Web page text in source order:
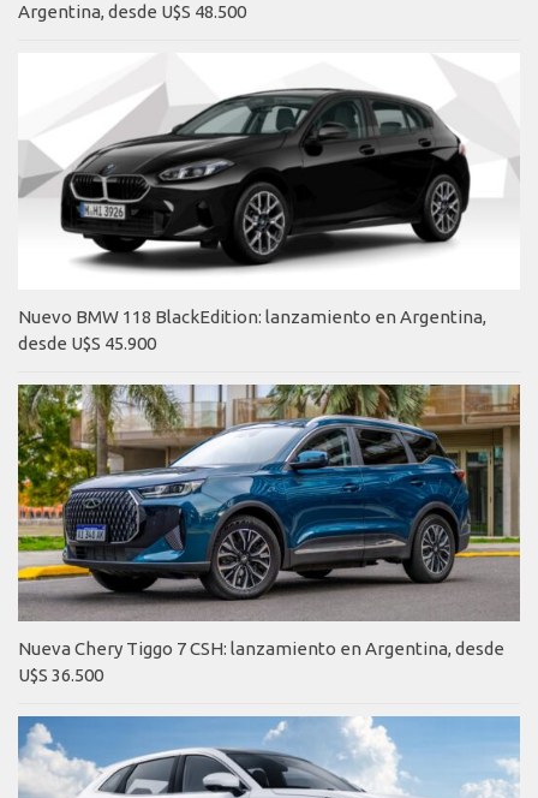
Argentina, desde U$S 48.500
Nuevo BMW 118 BlackEdition: lanzamiento en Argentina,
desde U$S 45.900
Nueva Chery Tiggo 7 CSH: lanzamiento en Argentina, desde
U$S 36.500